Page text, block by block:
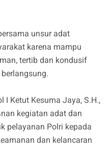
unsur adat
karena mampu
tertib dan kondusif
I Ketut Kesuma Jaya, S.H.,
kegiatan adat dan
pelayanan Polri kepada
dan kelancaran